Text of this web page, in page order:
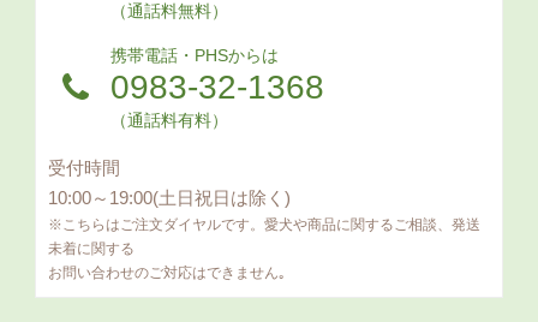
（通話料無料）
携帯電話・PHSからは
0983-32-1368
（通話料有料）
受付時間
10:00～19:00(土日祝日は除く)
※こちらはご注文ダイヤルです。愛犬や商品に関するご相談、発送
未着に関する
お問い合わせのご対応はできません｡